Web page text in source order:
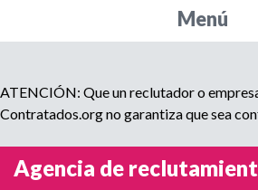
u
l
m
b
e
d
ATENCIÓN: Que un reclutador o
Contratados.org no garantiza que sea
Agencia de
Menú